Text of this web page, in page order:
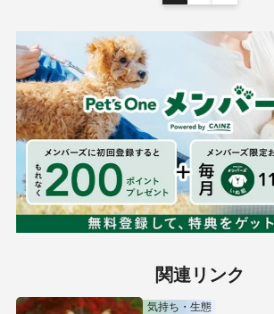
関連リンク
気持ち・生態